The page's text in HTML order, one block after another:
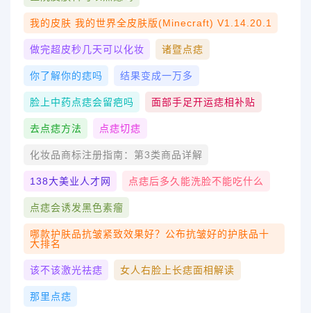
我的皮肤 我的世界全皮肤版(Minecraft) V1.14.20.1
做完超皮秒几天可以化妆 诸暨点痣
你了解你的痣吗 结果变成一万多
脸上中药点痣会留疤吗 面部手足开运痣相补贴
去点痣方法 点痣切痣
化妆品商标注册指南：第3类商品详解
138大美业人才网 点痣后多久能洗脸不能吃什么
点痣会诱发黑色素瘤
哪款护肤品抗皱紧致效果好？公布抗皱好的护肤品十
大排名
该不该激光祛痣 女人右脸上长痣面相解读
那里点痣